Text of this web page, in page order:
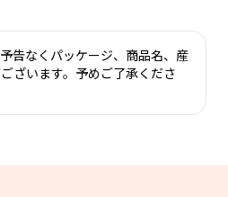
告なくパッケージ、商品名、産
ざいます。予めご了承くださ